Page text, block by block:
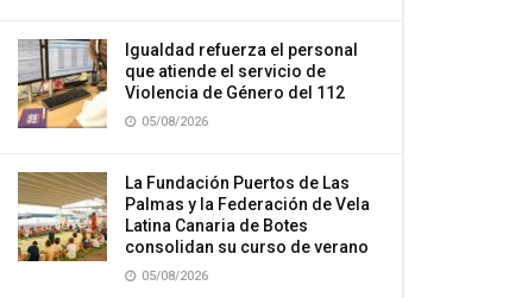
Igualdad refuerza el personal
que atiende el servicio de
Violencia de Género del 112
05/08/2026
La Fundación Puertos de Las
Palmas y la Federación de Vela
Latina Canaria de Botes
consolidan su curso de verano
05/08/2026